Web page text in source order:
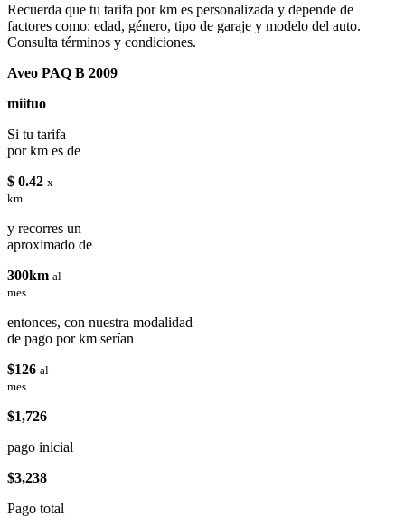
Recuerda que tu tarifa por km es personalizada y depende de
factores como: edad, género, tipo de garaje y modelo del auto.
Consulta términos y condiciones.
Aveo PAQ B 2009
miituo
Si tu tarifa
por km es de
$ 0.42 x
km
y recorres un
aproximado de
300km al
mes
entonces, con nuestra modalidad
de pago por km serían
$126 al
mes
$1,726
pago inicial
$3,238
Pago total